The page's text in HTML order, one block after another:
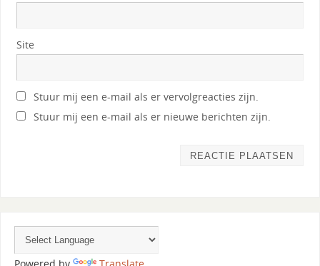
Site
Stuur mij een e-mail als er vervolgreacties zijn.
Stuur mij een e-mail als er nieuwe berichten zijn.
Powered by Translate